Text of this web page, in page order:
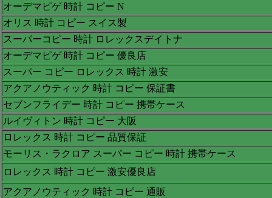
オーデマピゲ 時計 コピー N
オリス 時計 コピー スイス製
スーパーコピー 時計 ロレックスデイトナ
オーデマピゲ 時計 コピー 優良店
スーパー コピー ロレックス 時計 激安
アクアノウティック 時計 コピー 保証書
セブンフライデー 時計 コピー 携帯ケース
ルイヴィトン 時計 コピー 大阪
ロレックス 時計 コピー 品質保証
モーリス・ラクロア スーパー コピー 時計 携帯ケース
ロレックス 時計 コピー 激安優良店
アクアノウティック 時計 コピー 通販